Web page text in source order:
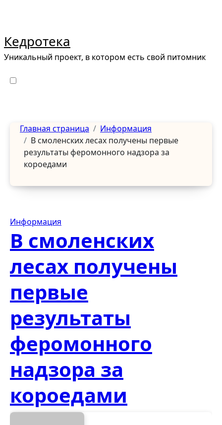
Кедротека
Уникальный проект, в котором есть свой питомник
Главная страница
Информация
В смоленских лесах получены первые
результаты феромонного надзора за
короедами
Информация
В смоленских
лесах получены
первые
результаты
феромонного
надзора за
короедами